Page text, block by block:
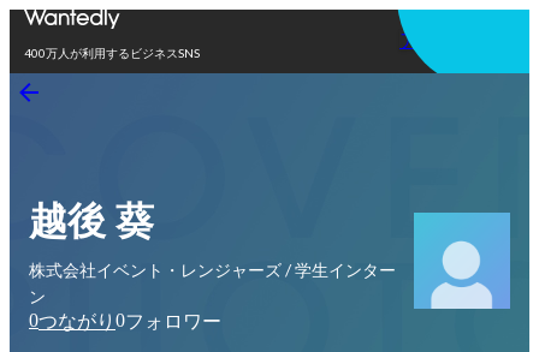
400万人が利用するビジネスSNS
アプリを使う
越後 葵
株式会社イベント・レンジャーズ / 学生インター
ン
0つながり 0フォロワー